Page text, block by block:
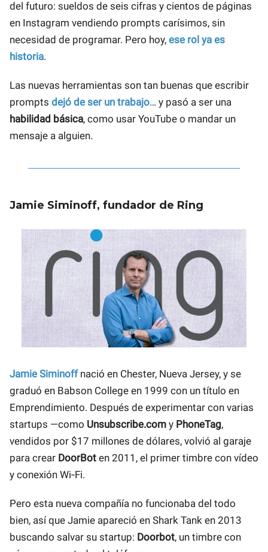
del futuro: sueldos de seis cifras y cientos de páginas
en Instagram vendiendo prompts carísimos, sin
necesidad de programar. Pero hoy, ese rol ya es
historia.
Las nuevas herramientas son tan buenas que escribir
prompts dejó de ser un trabajo… y pasó a ser una
habilidad básica, como usar YouTube o mandar un
mensaje a alguien.
Jamie Siminoff, fundador de Ring
Jamie Siminoff nació en Chester, Nueva Jersey, y se
graduó en Babson College en 1999 con un título en
Emprendimiento. Después de experimentar con varias
startups —como Unsubscribe.com y PhoneTag,
vendidos por $17 millones de dólares, volvió al garaje
para crear DoorBot en 2011, el primer timbre con vídeo
y conexión Wi‑Fi.
Pero esta nueva compañía no funcionaba del todo
bien, así que Jamie apareció en Shark Tank en 2013
buscando salvar su startup: Doorbot, un timbre con